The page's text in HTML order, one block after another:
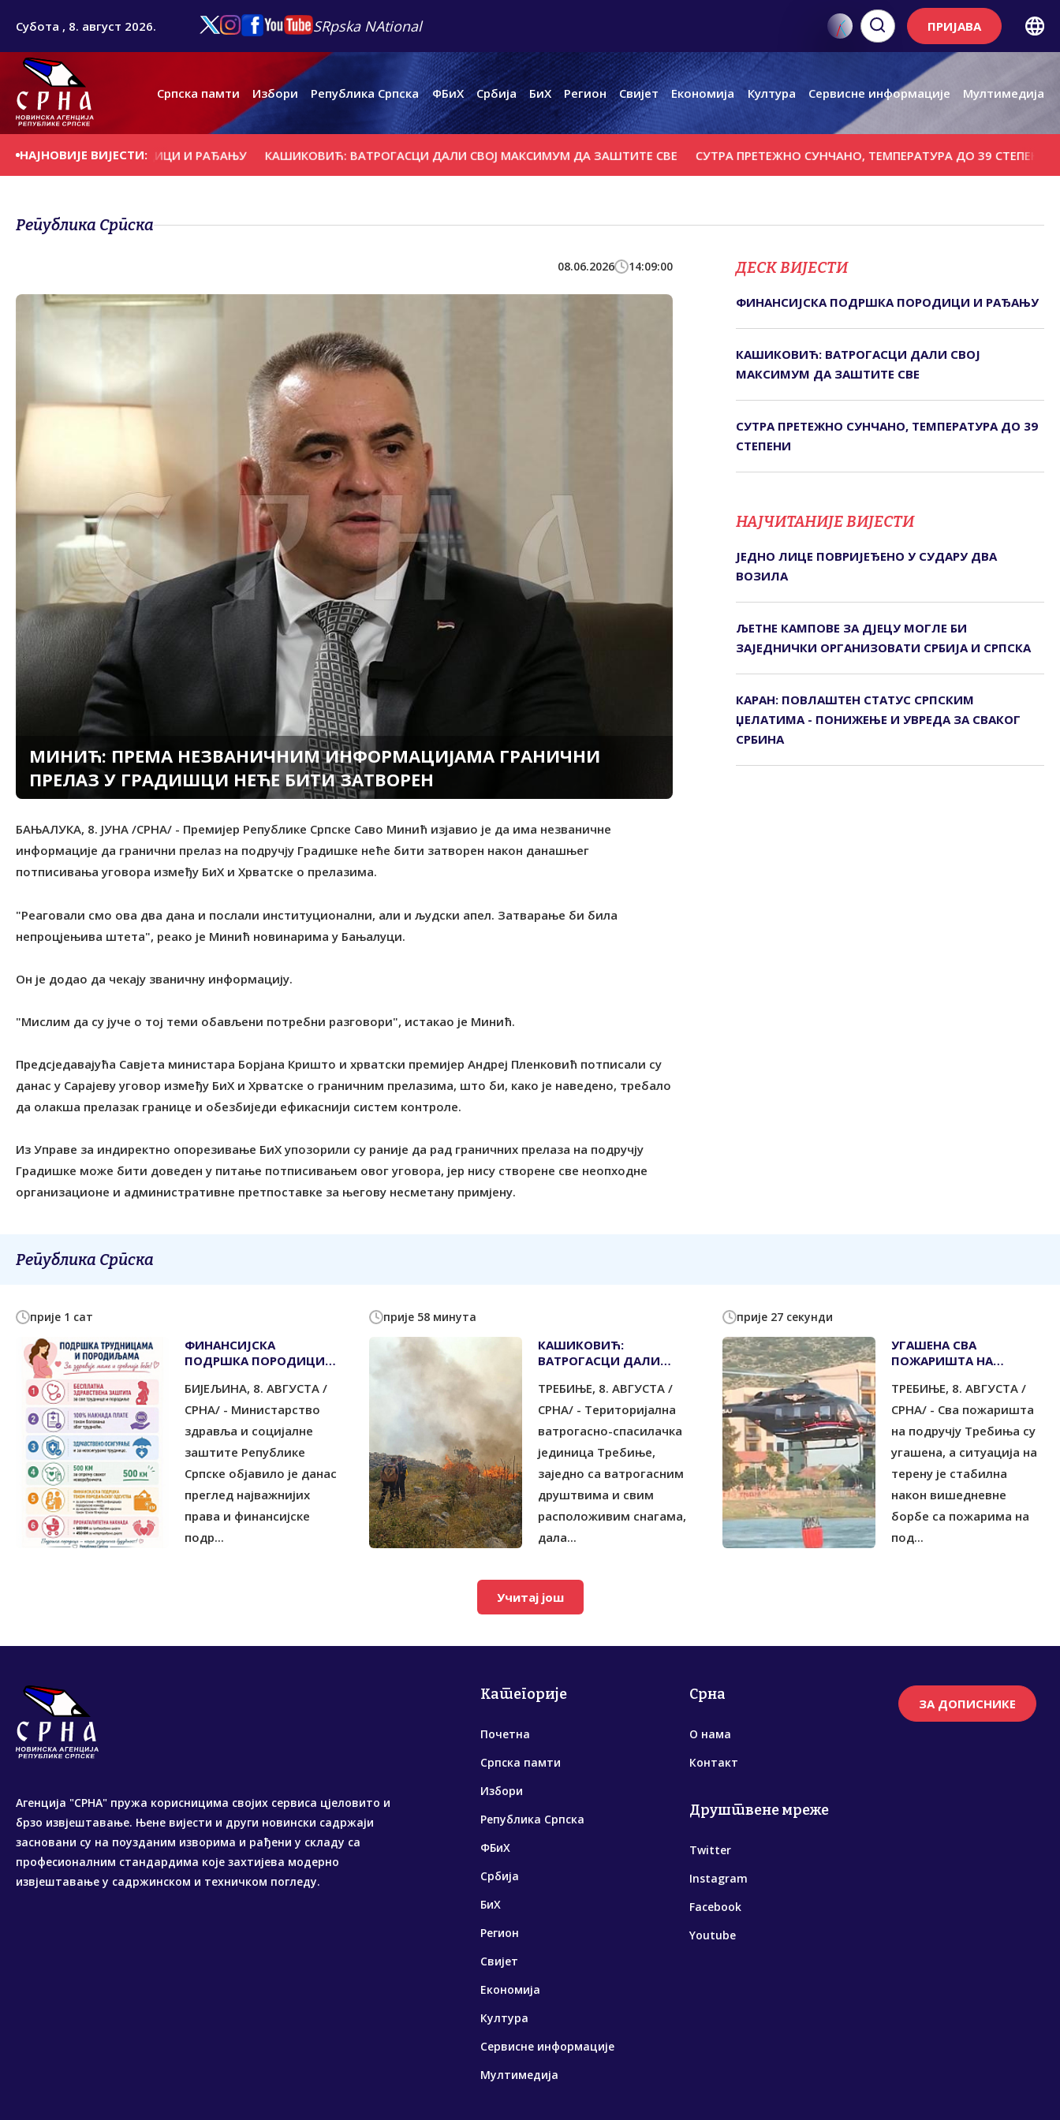
Субота , 8. август 2026. SRpska NAtional ПРИЈАВА
Српска памти Избори Република Српска ФБиХ Србија БиХ Регион Свијет Економија Култура Сервисне информације Мултимедија
НАЈНОВИЈЕ ВИЈЕСТИ:
ПОДРШКА ПОРОДИЦИ И РАЂАЊУ КАШИКОВИЋ: ВАТРОГАСЦИ ДАЛИ СВОЈ МАКСИМУМ ДА ЗАШТИТЕ СВЕ СУТРА ПРЕТЕЖНО СУНЧАНО, ТЕМПЕРАТУРА ДО 39 СТЕПЕНИ
Република Српска
08.06.2026 14:09:00
МИНИЋ: ПРЕМА НЕЗВАНИЧНИМ ИНФОРМАЦИЈАМА ГРАНИЧНИ
ПРЕЛАЗ У ГРАДИШЦИ НЕЋЕ БИТИ ЗАТВОРЕН
БАЊАЛУКА, 8. ЈУНА /СРНА/ - Премијер Републике Српске Саво Минић изјавио је да има незваничне
информације да гранични прелаз на подручју Градишке неће бити затворен након данашњег
потписивања уговора између БиХ и Хрватске о прелазима.
"Реаговали смо ова два дана и послали институционални, али и људски апел. Затварање би била
непроцјењива штета", реако је Минић новинарима у Бањалуци.
Он је додао да чекају званичну информацију.
"Мислим да су јуче о тој теми обављени потребни разговори", истакао је Минић.
Предсједавајућа Савјета министара Борјана Кришто и хрватски премијер Андреј Пленковић потписали су
данас у Сарајеву уговор између БиХ и Хрватске о граничним прелазима, што би, како је наведено, требало
да олакша прелазак границе и обезбиједи ефикаснији систем контроле.
Из Управе за индиректно опорезивање БиХ упозорили су раније да рад граничних прелаза на подручју
Градишке може бити доведен у питање потписивањем овог уговора, јер нису створене све неопходне
организационе и административне претпоставке за његову несметану примјену.
ДЕСК ВИЈЕСТИ
ФИНАНСИЈСКА ПОДРШКА ПОРОДИЦИ И РАЂАЊУ
КАШИКОВИЋ: ВАТРОГАСЦИ ДАЛИ СВОЈ
МАКСИМУМ ДА ЗАШТИТЕ СВЕ
СУТРА ПРЕТЕЖНО СУНЧАНО, ТЕМПЕРАТУРА ДО 39
СТЕПЕНИ
НАЈЧИТАНИЈЕ ВИЈЕСТИ
ЈЕДНО ЛИЦЕ ПОВРИЈЕЂЕНО У СУДАРУ ДВА
ВОЗИЛА
ЉЕТНЕ КАМПОВЕ ЗА ДЈЕЦУ МОГЛЕ БИ
ЗАЈЕДНИЧКИ ОРГАНИЗОВАТИ СРБИЈА И СРПСКА
КАРАН: ПОВЛАШТЕН СТАТУС СРПСКИМ
ЏЕЛАТИМА - ПОНИЖЕЊЕ И УВРЕДА ЗА СВАКОГ
СРБИНА
Република Српска
прије 1 сат
ФИНАНСИЈСКА
ПОДРШКА ПОРОДИЦИ И
БИЈЕЉИНА, 8. АВГУСТА /
СРНА/ - Министарство
здравља и социјалне
заштите Републике
Српске објавило је данас
преглед најважнијих
права и финансијске
подр...
прије 58 минута
КАШИКОВИЋ:
ВАТРОГАСЦИ ДАЛИ
ЗАШТИТЕ СВЕ
ТРЕБИЊЕ, 8. АВГУСТА /
СРНА/ - Tериторијална
ватрогасно-спасилачка
јединица Tребиње,
заједно са ватрогасним
друштвима и свим
расположивим снагама,
дала...
прије 27 секунди
УГАШЕНА СВА
ПОЖАРИШТА НА
ТРЕБИЊЕ, 8. АВГУСТА /
СРНА/ - Сва пожаришта
на подручју Требиња су
угашена, а ситуација на
терену је стабилна
након вишедневне
борбе са пожарима на
под...
Учитај још
Агенција "СРНА" пружа корисницима својих сервиса цјеловито и
брзо извјештавање. Њене вијести и други новински садржаји
засновани су на поузданим изворима и рађени у складу са
професионалним стандардима које захтијева модерно
извјештавање у садржинском и техничком погледу.
Категорије
Почетна
Српска памти
Избори
Република Српска
ФБиХ
Србија
БиХ
Регион
Свијет
Економија
Култура
Сервисне информације
Мултимедија
Срна
О нама
Контакт
Друштвене мреже
Twitter
Instagram
Facebook
Youtube
ЗА ДОПИСНИКЕ